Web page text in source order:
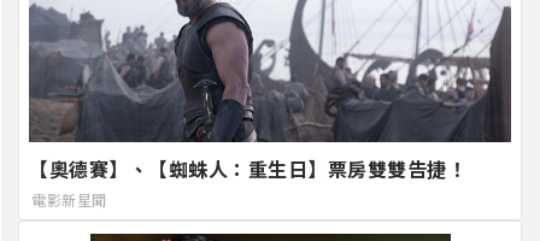
【奧德賽】、【蜘蛛人：重生日】票房雙雙告捷！
電影新星聞